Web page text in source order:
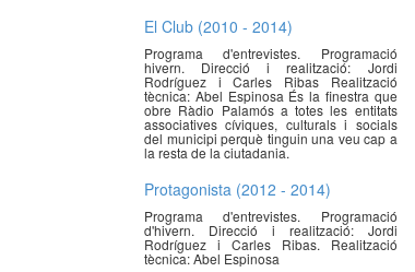
El Club (2010 - 2014)
Programa d'entrevistes. Programació
hivern. Direcció i realització: Jordi
Rodríguez i Carles Ribas Realització
tècnica: Abel Espinosa És la finestra que
obre Ràdio Palamós a totes les entitats
associatives cíviques, culturals i socials
del municipi perquè tinguin una veu cap a
la resta de la ciutadania.
Protagonista (2012 - 2014)
Programa d'entrevistes. Programació
d'hivern. Direcció i realització: Jordi
Rodríguez i Carles Ribas. Realització
tècnica: Abel Espinosa